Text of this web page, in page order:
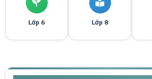
Lớp 6 Lớp 8